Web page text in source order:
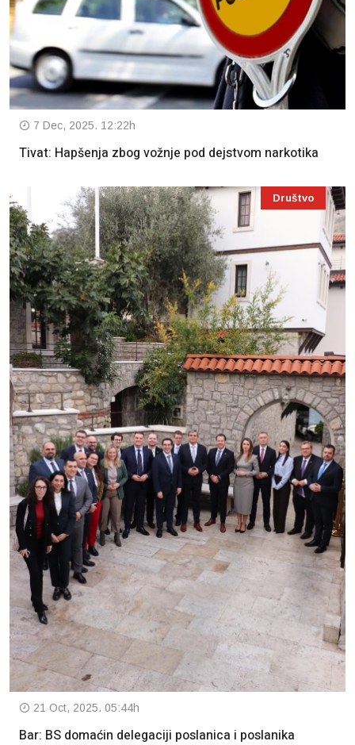
7 Dec, 2025. 12:22h
Tivat: Hapšenja zbog vožnje pod dejstvom narkotika
Društvo
21 Oct, 2025. 05:44h
Bar: BS domaćin delegaciji poslanica i poslanika